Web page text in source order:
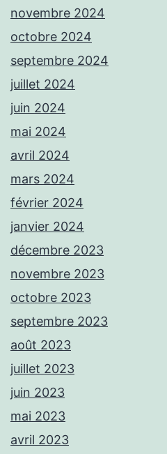
novembre 2024
octobre 2024
septembre 2024
juillet 2024
juin 2024
mai 2024
avril 2024
mars 2024
février 2024
janvier 2024
décembre 2023
novembre 2023
octobre 2023
septembre 2023
août 2023
juillet 2023
juin 2023
mai 2023
avril 2023